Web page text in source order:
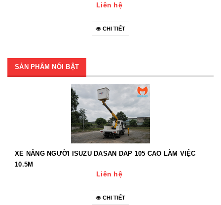
Liên hệ
CHI TIẾT
SẢN PHẨM NỔI BẬT
XE NÂNG NGƯỜI ISUZU DASAN DAP 105 CAO LÀM VIỆC
10.5M
Liên hệ
CHI TIẾT